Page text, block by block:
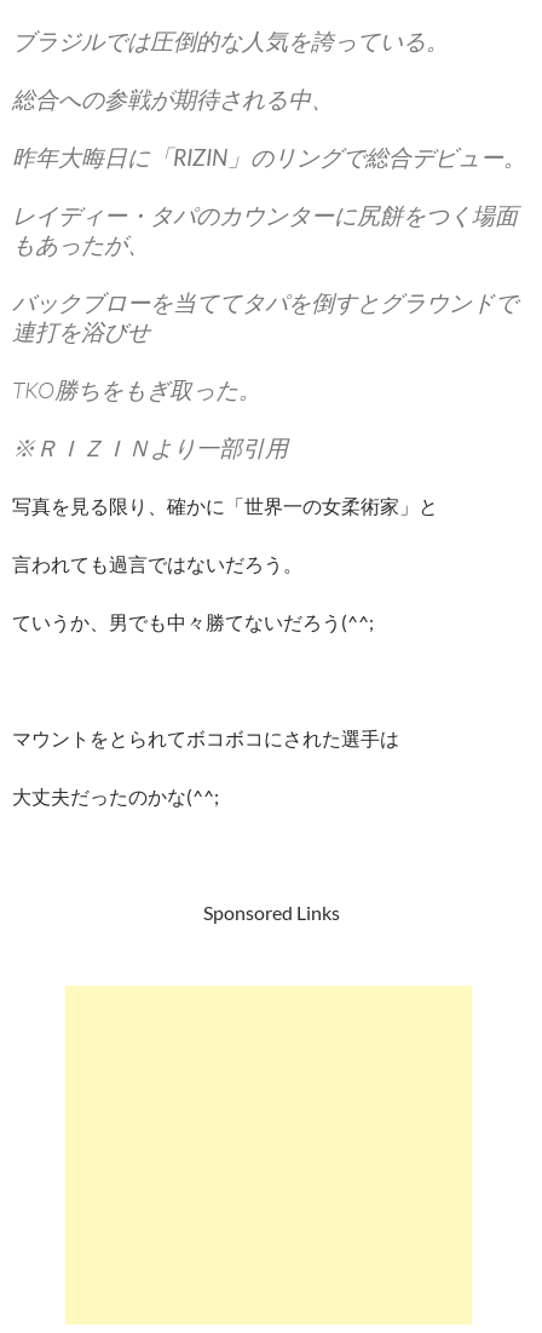
ブラジルでは圧倒的な人気を誇っている。
総合への参戦が期待される中、
昨年大晦日に「RIZIN 」のリングで総合デビュー。
レイディー・タパのカウンターに尻餅をつく場面
もあったが、
バックブローを当ててタパを倒すとグラウンドで
連打を浴びせ
TKO勝ちをもぎ取った。
※ＲＩＺＩＮより一部引用
写真を見る限り、確かに「世界一の女柔術家」と
言われても過言ではないだろう。
ていうか、男でも中々勝てないだろう(^^;
マウントをとられてボコボコにされた選手は
大丈夫だったのかな(^^;
Sponsored Links